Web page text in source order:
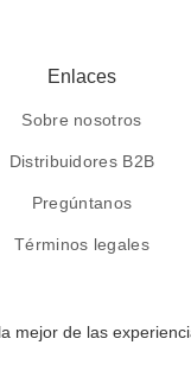
Enlaces
Sobre nosotros
Distribuidores B2B
Pregúntanos
Términos legales
de las